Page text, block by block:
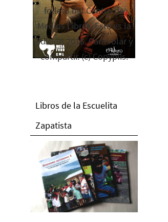
folleto del Centro de
Medios Libres. Esta es la
edición 2016. Para rolar y
compartir. (c) Copyplis.
Libros de la Escuelita
Zapatista